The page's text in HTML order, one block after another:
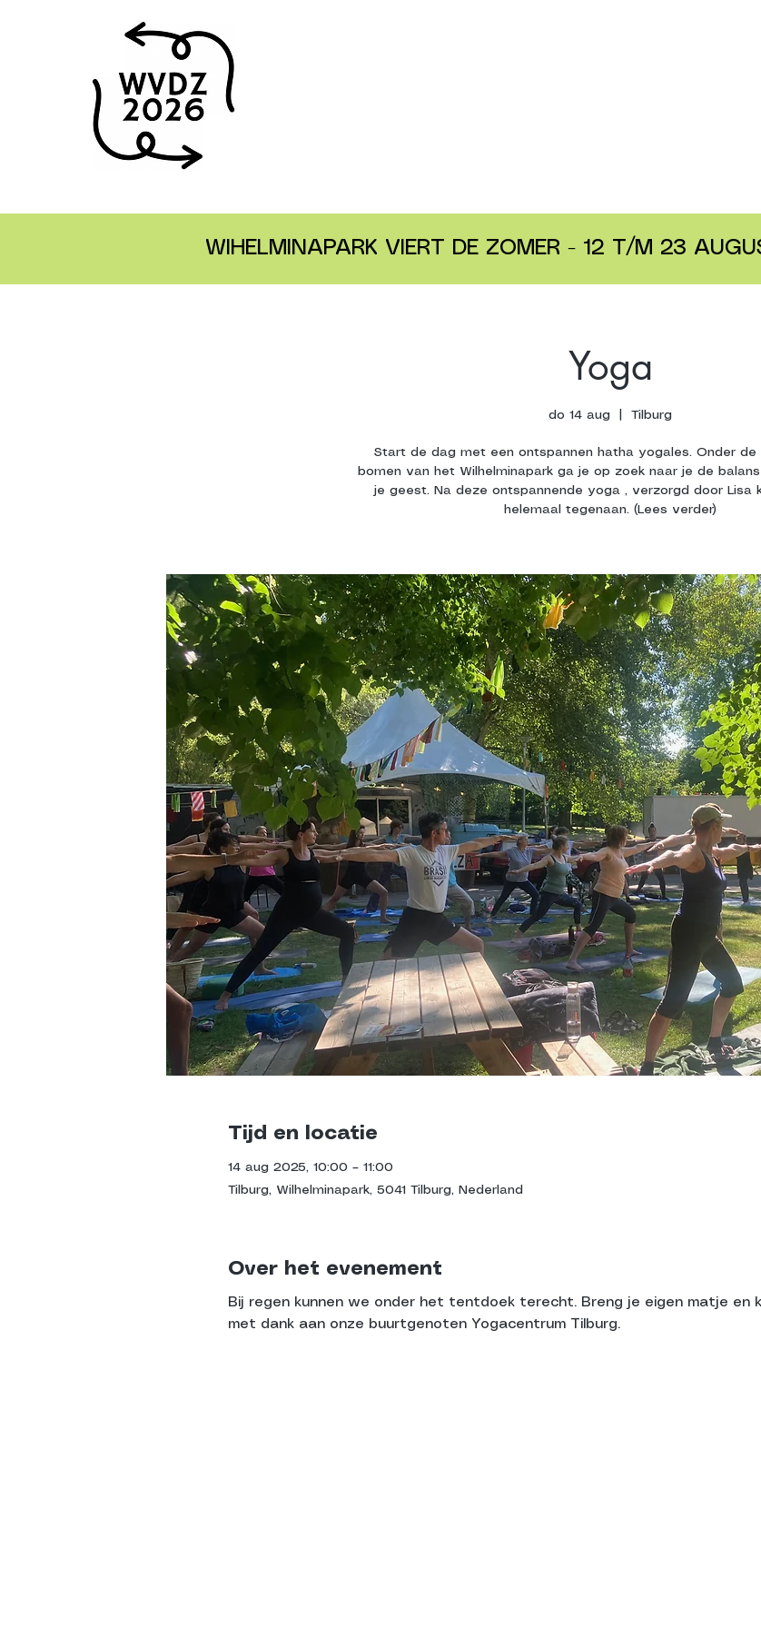
WIHELMINAPARK VIERT DE ZOMER - 12 T/M 23
Yoga
do 14 aug Tilburg
Start de dag met een ontspannen hatha yogales. Onder de
bomen van het Wilhelminapark ga je op zoek naar je de
je geest. Na deze ontspannende yoga , verzorgd door Lisa
helemaal tegenaan. (Lees verder)
Tijd en locatie
14 aug 2025, 10:00 – 11:00
Tilburg, Wilhelminapark, 5041 Tilburg, Nederland
Over het evenement
Bij regen kunnen we onder het tentdoek terecht. Breng je eigen matje en
met dank aan onze buurtgenoten Yogacentrum Tilburg.